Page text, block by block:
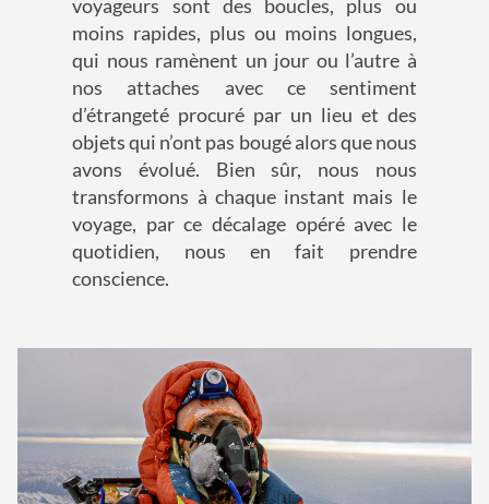
voyageurs sont des boucles, plus ou
moins rapides, plus ou moins longues,
qui nous ramènent un jour ou l’autre à
nos attaches avec ce sentiment
d’étrangeté procuré par un lieu et des
objets qui n’ont pas bougé alors que nous
avons évolué. Bien sûr, nous nous
transformons à chaque instant mais le
voyage, par ce décalage opéré avec le
quotidien, nous en fait prendre
conscience.